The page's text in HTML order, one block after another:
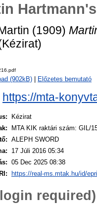
(1909)
(902kB) Előzetes bemutató
https://mta-
Kézirat
MTA KIK raktári szám: GIL/
ALEPH SWORD
17 Júli 2016 05:34
05 Dec 2025 08:38
https://real-ms.mtak.hu/id/
required)